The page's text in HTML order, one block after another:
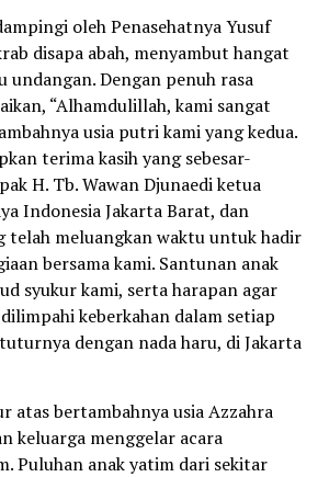
oleh Penasehatnya Yusuf
disapa abah, menyambut hangat
undangan. Dengan penuh rasa
“Alhamdulillah, kami sangat
usia putri kami yang kedua.
terima kasih yang sebesar-
H. Tb. Wawan Djunaedi ketua
Indonesia Jakarta Barat, dan
telah meluangkan waktu untuk hadir
bersama kami. Santunan anak
syukur kami, serta harapan agar
keberkahan dalam setiap
dengan nada haru, di Jakarta
atas bertambahnya usia Azzahra
keluarga menggelar acara
Puluhan anak yatim dari sekitar